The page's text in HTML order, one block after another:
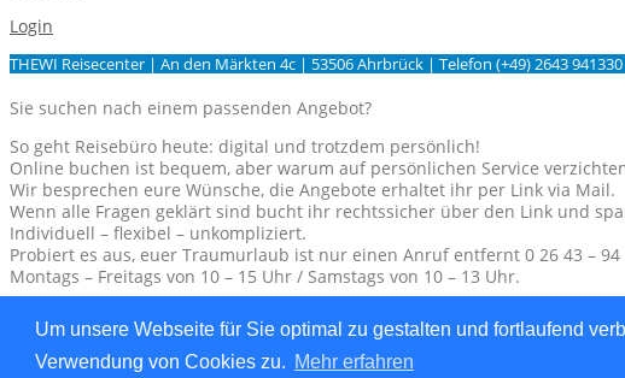
Um unsere Webseite für Sie optimal zu gestalten und fortlaufend
Verwendung von Cookies zu. Mehr erfahren
Login
THEWI Reisecenter | An den Märkten 4c | 53506 Ahrbrück | Telefon (+49) 2643
Sie suchen nach einem passenden Angebot?
So geht Reisebüro heute: digital und trotzdem persönlich!
Online buchen ist bequem, aber warum auf persönlichen Service
Wir besprechen eure Wünsche, die Angebote erhaltet ihr per Link via Mail.
Wenn alle Fragen geklärt sind bucht ihr rechtssicher über den Link und
Individuell – flexibel – unkompliziert.
Probiert es aus, euer Traumurlaub ist nur einen Anruf entfernt 0 26 43 – 94
Montags – Freitags von 10 – 15 Uhr / Samstags von 10 – 13 Uhr.
Wir berechnen eine Servicegebühr von 25 €, nur wenn es zu keiner Reisebuchung